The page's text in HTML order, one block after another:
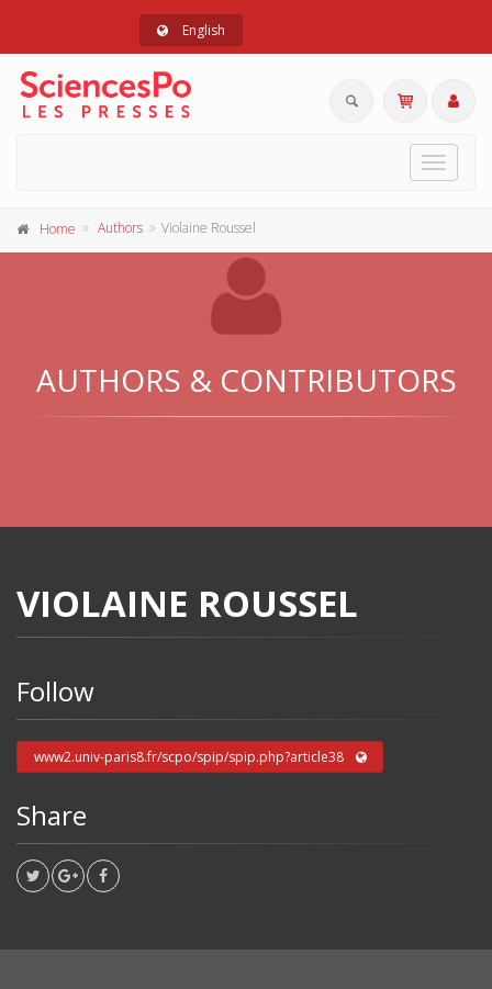
English
Toggle
Home Authors Violaine Roussel
AUTHORS & CONTRIBUTORS
VIOLAINE ROUSSEL
Follow
www2.univ-paris8.fr/scpo/spip/spip.php?article38
Share